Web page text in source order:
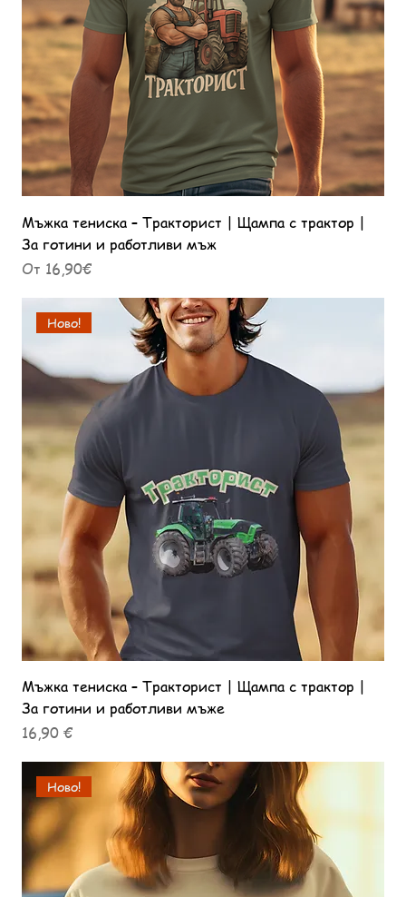
Мъжка тениска – Тракторист | Щампа с трактор |
За готини и работливи мъж
От 16,90€
Продажна цена
Ново!
Мъжка тениска – Тракторист | Щампа с трактор |
За готини и работливи мъже
Цена
16,90 €
Ново!